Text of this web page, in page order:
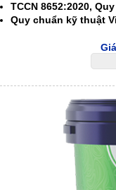
TCCN 8652:2020,
Quy chuẩn kỹ thuật